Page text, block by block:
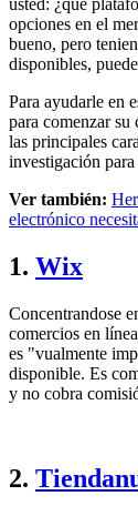
usted: ¿qué
opciones en el
bueno, pero
disponibles,
Para ayudarle en
para comenzar
las principales
investigación
Ver también:
electrónico
1. Wix
Concentrandose
comercios en
es "vualmente
disponible. Es
y no cobra
2.